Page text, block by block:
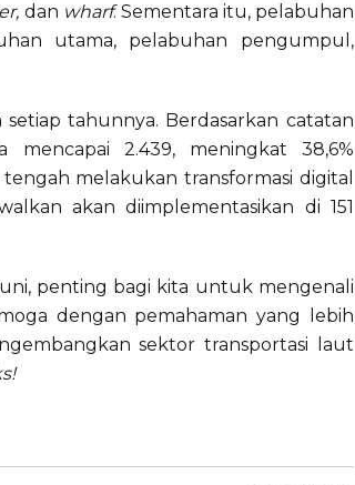
dan wharf. Sementara itu, pelabuhan
utama, pelabuhan pengumpul,
tahunnya. Berdasarkan catatan
2.439, meningkat 38,6%
melakukan transformasi digital
akan diimplementasikan di 151
penting bagi kita untuk mengenali
dengan pemahaman yang lebih
sektor transportasi laut